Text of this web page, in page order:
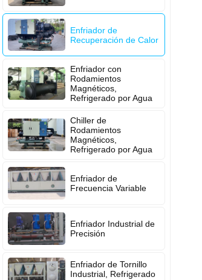
Enfriador de
Recuperación de Calor
Enfriador con
Rodamientos
Magnéticos,
Refrigerado por Agua
Chiller de
Rodamientos
Magnéticos,
Refrigerado por Agua
Enfriador de
Frecuencia Variable
Enfriador Industrial de
Precisión
Enfriador de Tornillo
Industrial, Refrigerado